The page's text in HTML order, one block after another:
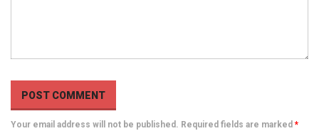
Your email address will not be published. Required fields are marked *